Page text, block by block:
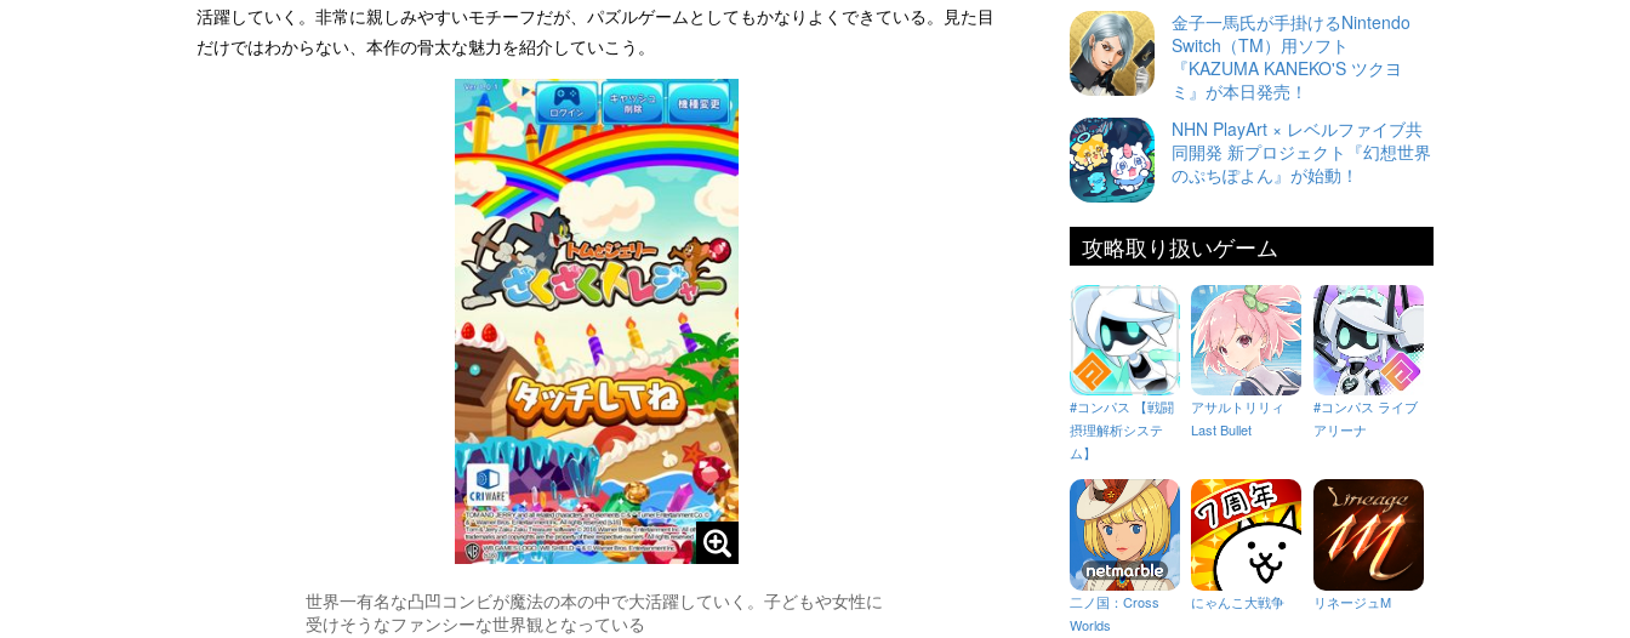
活躍していく。非常に親しみやすいモチーフだが、パズルゲームとしてもかなりよくできている。見た目
だけではわからない、本作の骨太な魅力を紹介していこう。
世界一有名な凸凹コンビが魔法の本の中で大活躍していく。子どもや女性に
受けそうなファンシーな世界観となっている
金子一馬氏が手掛けるNintendo
Switch（TM）用ソフト
『KAZUMA KANEKO'S ツクヨ
ミ』が本日発売！
NHN PlayArt × レベルファイブ共
同開発 新プロジェクト『幻想世界
のぷちぽよん』が始動！
攻略取り扱いゲーム
#コンパス 【戦闘
摂理解析システ
ム】
アサルトリリィ
Last Bullet
#コンパス ライブ
アリーナ
二ノ国：Cross
Worlds
にゃんこ大戦争 リネージュM